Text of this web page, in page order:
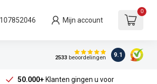
Mijn account
0
2533beoordelingen 9.1
50.000+Klanten gingen u voor